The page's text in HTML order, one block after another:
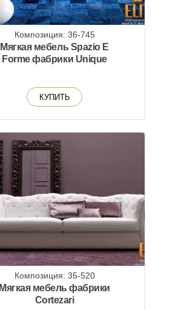
Композиция: 36-745
Мягкая мебель Spazio E
Forme фабрики Unique
КУПИТЬ
Композиция: 35-520
Мягкая мебель фабрики
Cortezari